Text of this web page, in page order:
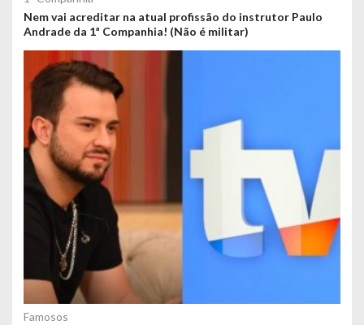
Nem vai acreditar na atual profissão do instrutor Paulo
Andrade da 1ª Companhia! (Não é militar)
Famosos